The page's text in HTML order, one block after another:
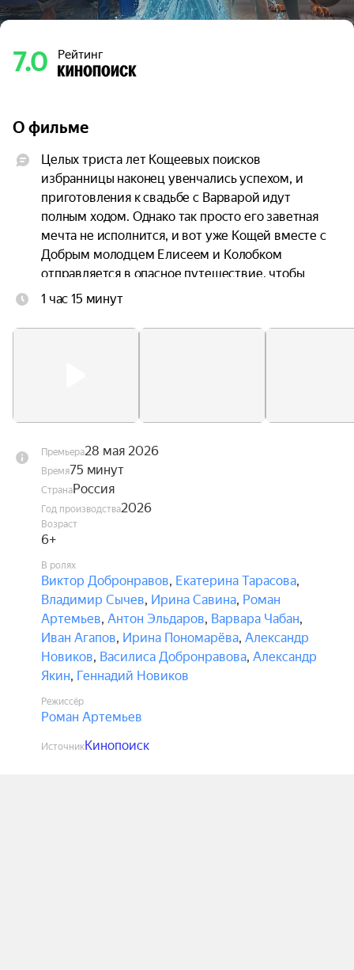
7.0 Рейтинг
О фильме
Целых триста лет Кощеевых поисков
избранницы наконец увенчались успехом, и
приготовления к свадьбе с Варварой идут
полным ходом. Однако так просто его заветная
мечта не исполнится, и вот уже Кощей вместе с
Добрым молодцем Елисеем и Колобком
отправляется в опасное путешествие, чтобы
спасти любимую.
1 час 15 минут
Премьера28 мая 2026
Время75 минут
СтранаРоссия
Год производства2026
Возраст
6+
В ролях
Виктор Добронравов, Екатерина Тарасова,
Владимир Сычев, Ирина Савина, Роман
Артемьев, Антон Эльдаров, Варвара Чабан,
Иван Агапов, Ирина Пономарёва, Александр
Новиков, Василиса Добронравова, Александр
Якин, Геннадий Новиков
Режиссёр
Роман Артемьев
ИсточникКинопоиск